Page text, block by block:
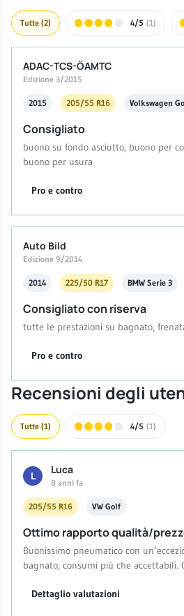
Tutte (2) 4/5 (1)
ADAC-TCS-ÖAMTC
Edizione 3/2015
2015 205/55 R16 Volkswagen
Consigliato
buono su fondo asciutto, buono per
buono per usura
Pro e contro
Auto Bild
Edizione 9/2014
2014 225/50 R17 BMW Serie 3
Consigliato con riserva
tutte le prestazioni su bagnato,
Pro e contro
Recensioni degli
Tutte (1) 4/5 (1)
L Luca
8 anni fa
205/55 R16 VW Golf
Ottimo rapporto qualità/
Buonissimo pneumatico con
bagnato, consumi più che accettabili.
Dettaglio valutazioni